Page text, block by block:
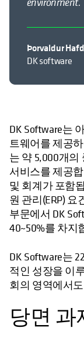
Þorvaldur
DK software
DK Software는
트웨어를 제공
는 약 5,000개
서비스를 제공
및 회계가 포함
원 관리(ERP)
부문에서 DK
40~50%를 차지
DK Software는
적인 성장을 이
회의 영역에서
당면 과